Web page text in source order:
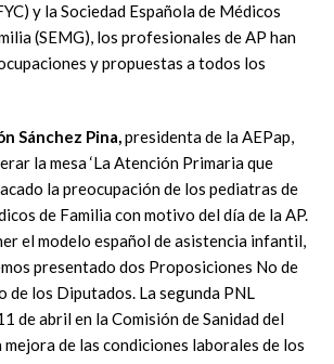
y la Sociedad Española de Médicos
(SEMG), los profesionales de AP han
y propuestas a todos los
Sánchez Pina,presidenta de la AEPap,
la mesa ‘La Atención Primaria que
la preocupación de los pediatras de
de Familia con motivo del día de la AP.
el modelo español de asistencia infantil,
presentado dos Proposiciones No de
de los Diputados. La segunda PNL
de abril en la Comisión de Sanidad del
de las condiciones laborales de los